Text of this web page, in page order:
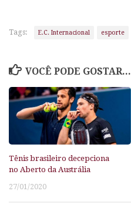
Tags: E.C. Internacional esporte
VOCÊ PODE GOSTAR...
Tênis brasileiro decepciona
no Aberto da Austrália
27/01/2020